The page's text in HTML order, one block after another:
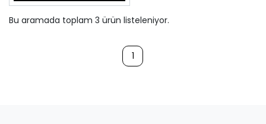
Bu aramada toplam 3 ürün listeleniyor.
1